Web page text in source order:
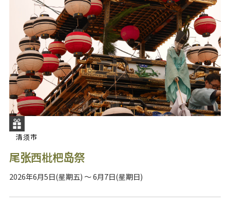
清须市
尾张西枇杷岛祭
2026年6月5日(星期五) ～ 6月7日(星期日)